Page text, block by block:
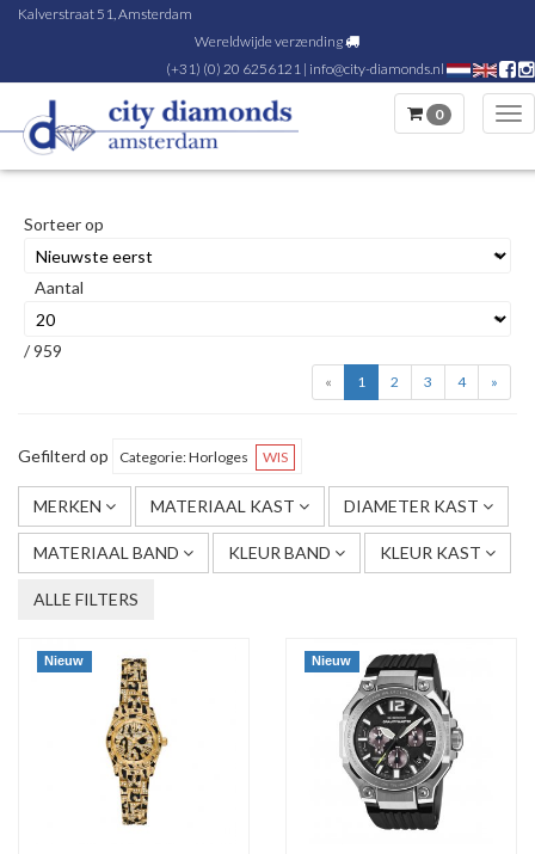
Kalverstraat 51, Amsterdam
Wereldwijde verzending
(+31) (0) 20 6256121 | info@city-diamonds.nl
0
Sorteer op
Aantal
/ 959
« 1 2 3 4 »
Gefilterd op Categorie: Horloges WIS
MERKEN MATERIAAL KAST DIAMETER KAST
MATERIAAL BAND KLEUR BAND KLEUR KAST
ALLE FILTERS
Nieuw Nieuw